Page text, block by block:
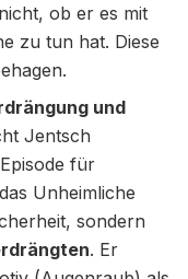
ob er es mit
zu tun hat. Diese
und
Jentsch
für
Unheimliche
sondern
. Er